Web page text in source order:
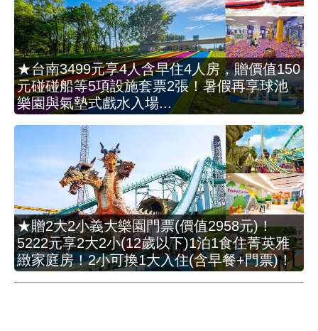
★台南3499元享4人含早住4人房，贈價值150
元碰碰船等5項設施套票2張！暑假再享球池
樂園與氣墊式戲水入場...
★贈2大2小義大樂園門票(價值2958元)！
5222元享2大2小(12歲以下)1泊1食住菁英雅
緻家庭房！2小可換1大入住(含早餐+門票)！